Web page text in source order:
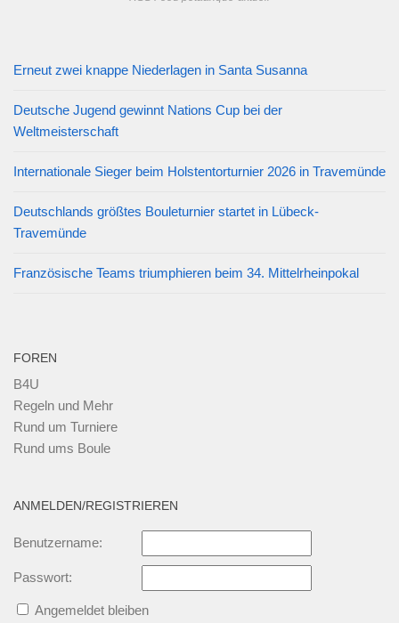
Erneut zwei knappe Niederlagen in Santa Susanna
Deutsche Jugend gewinnt Nations Cup bei der
Weltmeisterschaft
Internationale Sieger beim Holstentorturnier 2026 in Travemünde
Deutschlands größtes Bouleturnier startet in Lübeck-
Travemünde
Französische Teams triumphieren beim 34. Mittelrheinpokal
FOREN
B4U
Regeln und Mehr
Rund um Turniere
Rund ums Boule
ANMELDEN/REGISTRIEREN
Benutzername:
Passwort:
Angemeldet bleiben